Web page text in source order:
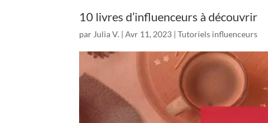
10 livres d’influenceurs à découvrir
par Julia V. |Avr 11, 2023 |Tutoriels influenceurs